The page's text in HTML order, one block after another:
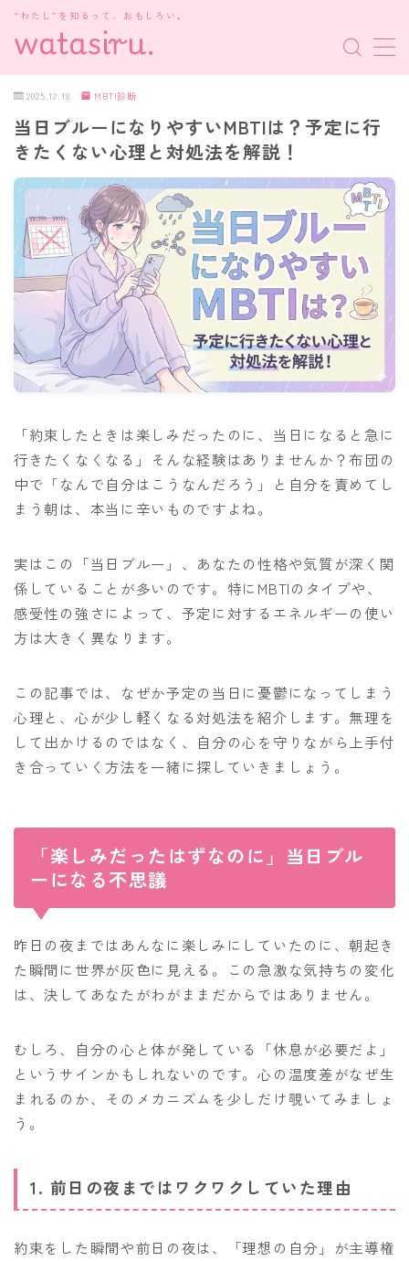
“わたし”を知るって、おもしろい。
MENU
MBTI診断
HSP・HSE
新着記事
2025.12.18 MBTI診断
当日ブルーになりやすいMBTIは？予定に行
きたくない心理と対処法を解説！
「約束したときは楽しみだったのに、当日になると急に
行きたくなくなる」そんな経験はありませんか？布団の
中で「なんで自分はこうなんだろう」と自分を責めてし
まう朝は、本当に辛いものですよね。
実はこの「当日ブルー」、あなたの性格や気質が深く関
係していることが多いのです。特にMBTIのタイプや、
感受性の強さによって、予定に対するエネルギーの使い
方は大きく異なります。
この記事では、なぜか予定の当日に憂鬱になってしまう
心理と、心が少し軽くなる対処法を紹介します。無理を
して出かけるのではなく、自分の心を守りながら上手付
き合っていく方法を一緒に探していきましょう。
「楽しみだったはずなのに」当日ブル
ーになる不思議
昨日の夜まではあんなに楽しみにしていたのに、朝起き
た瞬間に世界が灰色に見える。この急激な気持ちの変化
は、決してあなたがわがままだからではありません。
むしろ、自分の心と体が発している「休息が必要だよ」
というサインかもしれないのです。心の温度差がなぜ生
まれるのか、そのメカニズムを少しだけ覗いてみましょ
う。
1. 前日の夜まではワクワクしていた理由
約束をした瞬間や前日の夜は、「理想の自分」が主導権